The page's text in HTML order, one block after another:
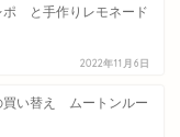
ポ と手作りレモネード
2022年11月6日
買い替え ムートンルー